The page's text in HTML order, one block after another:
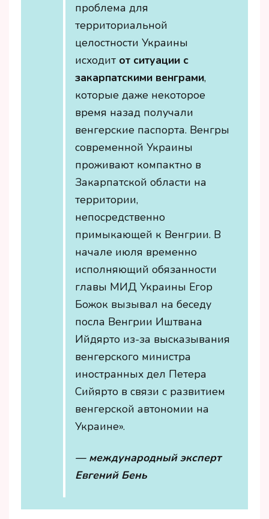
проблема для
территориальной
целостности Украины
исходит от ситуации с
закарпатскими венграми,
которые даже некоторое
время назад получали
венгерские паспорта. Венгры
современной Украины
проживают компактно в
Закарпатской области на
территории,
непосредственно
примыкающей к Венгрии. В
начале июля временно
исполняющий обязанности
главы МИД Украины Егор
Божок вызывал на беседу
посла Венгрии Иштвана
Ийдярто из-за высказывания
венгерского министра
иностранных дел Петера
Сийярто в связи с развитием
венгерской автономии на
Украине».
— международный эксперт
Евгений Бень